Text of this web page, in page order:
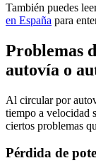
También puedes
en España para
Problemas
autovía o
Al circular por
tiempo a velocidad
ciertos problemas
Pérdida de